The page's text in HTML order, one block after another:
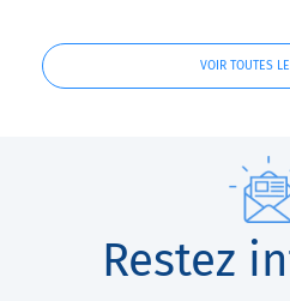
VOIR TOUTES
Restez